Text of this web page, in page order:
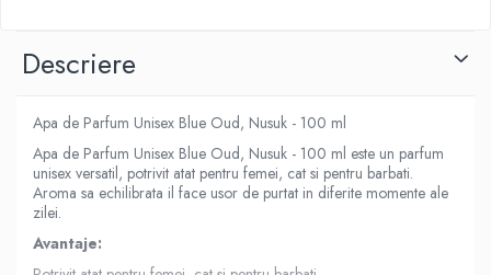
Descriere
Apa de Parfum Unisex Blue Oud, Nusuk - 100 ml
Apa de Parfum Unisex Blue Oud, Nusuk - 100 ml este un parfum
unisex versatil, potrivit atat pentru femei, cat si pentru barbati.
Aroma sa echilibrata il face usor de purtat in diferite momente ale
zilei.
Avantaje: